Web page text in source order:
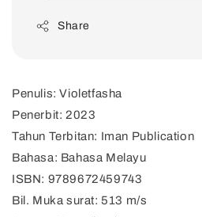
Share
Penulis: Violetfasha
Penerbit: 2023
Tahun Terbitan: Iman Publication
Bahasa: Bahasa Melayu
ISBN: 9789672459743
Bil. Muka surat: 513 m/s